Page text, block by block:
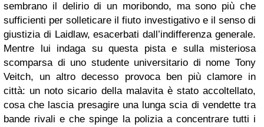
sembrano il delirio di un moribondo, ma sono più che
sufficienti per solleticare il fiuto investigativo e il senso di
giustizia di Laidlaw, esacerbati dall’indifferenza generale.
Mentre lui indaga su questa pista e sulla misteriosa
scomparsa di uno studente universitario di nome Tony
Veitch, un altro decesso provoca ben più clamore in
città: un noto sicario della malavita è stato accoltellato,
cosa che lascia presagire una lunga scia di vendette tra
bande rivali e che spinge la polizia a concentrare tutti i